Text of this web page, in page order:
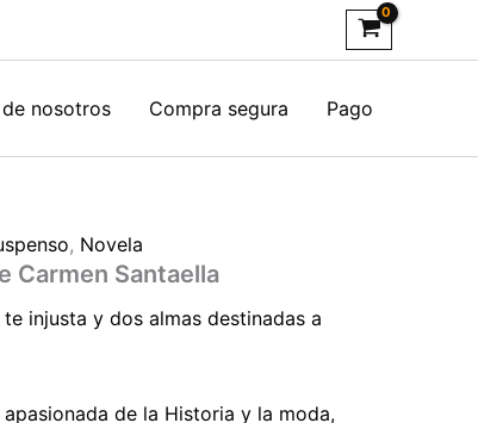
nosotros Compra segura Pago
, Novela
Carmen Santaella
te injusta y dos almas destinadas a
de la Historia y la moda,